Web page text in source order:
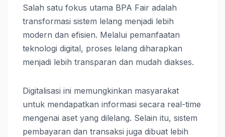
Salah satu fokus utama BPA Fair adalah
transformasi sistem lelang menjadi lebih
modern dan efisien. Melalui pemanfaatan
teknologi digital, proses lelang diharapkan
menjadi lebih transparan dan mudah diakses.
Digitalisasi ini memungkinkan masyarakat
untuk mendapatkan informasi secara real-time
mengenai aset yang dilelang. Selain itu, sistem
pembayaran dan transaksi juga dibuat lebih